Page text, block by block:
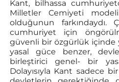
Kant, bilhassa
Milletler Cemiyeti
olduğunun
cumhuriyet için
güvenli bir özgürlük içinde
yasal güce benzer,
birleştirici genel- bir
Dolayısıyla Kant sadece